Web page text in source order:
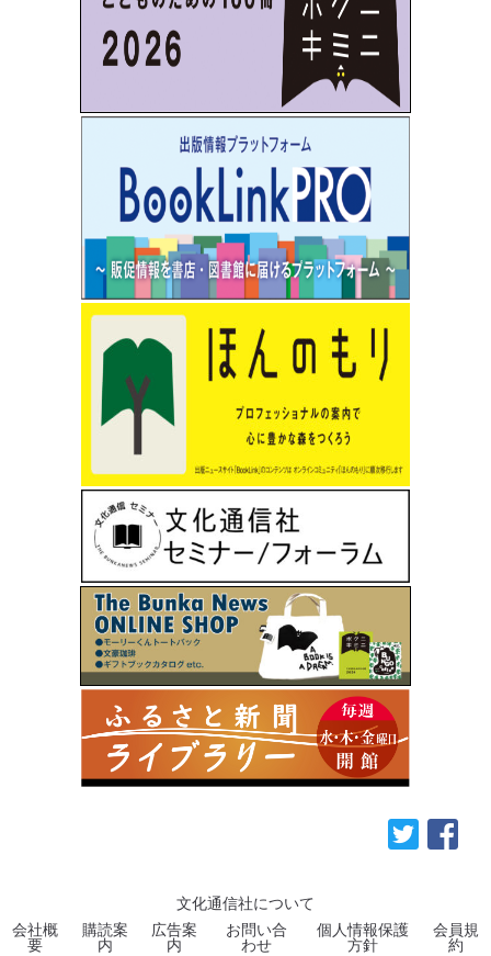
文化通信社について
会社概
要
購読案
内
広告案
内
お問い合
わせ
個人情報保護
方針
会員規
約